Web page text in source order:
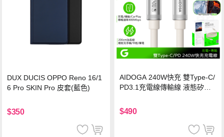
DUX DUCIS OPPO Reno 16/1
6 Pro SKIN Pro 皮套(藍色)
$350
AIDOGA 240W快充 雙Type-C/
PD3.1充電線傳輸線 液態矽膠
機/平板/筆電
$490